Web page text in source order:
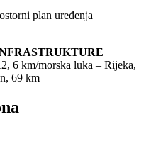
plan uređenja
6 km/morska luka – Rijeka,
69 km